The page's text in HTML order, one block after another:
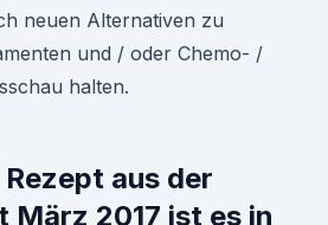
neuen Alternativen zu
und / oder Chemo- /
halten.
aus der
März 2017 ist es in